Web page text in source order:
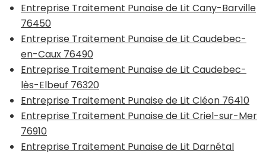
Entreprise Traitement Punaise de Lit Cany-Barville
76450
Entreprise Traitement Punaise de Lit Caudebec-
en-Caux 76490
Entreprise Traitement Punaise de Lit Caudebec-
lès-Elbeuf 76320
Entreprise Traitement Punaise de Lit Cléon 76410
Entreprise Traitement Punaise de Lit Criel-sur-Mer
76910
Entreprise Traitement Punaise de Lit Darnétal